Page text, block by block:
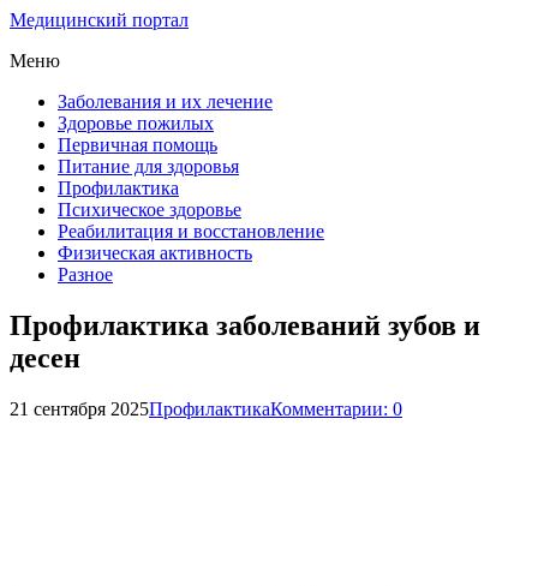
Медицинский портал
Меню
Заболевания и их лечение
Здоровье пожилых
Первичная помощь
Питание для здоровья
Профилактика
Психическое здоровье
Реабилитация и восстановление
Физическая активность
Разное
Профилактика заболеваний зубов и
десен
21 сентября 2025ПрофилактикаКомментарии: 0